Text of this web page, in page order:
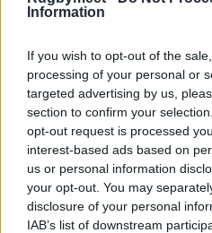
Information
If you wish to opt-out of the
processing of your personal or
targeted advertising by us,
section to confirm your
opt-out request is processed
interest-based ads based on
us or personal information
your opt-out. You may
disclosure of your personal
IAB’s list of downstream